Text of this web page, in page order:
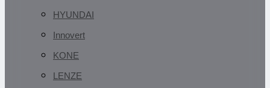
HYUNDAI
Innovert
KONE
LENZE